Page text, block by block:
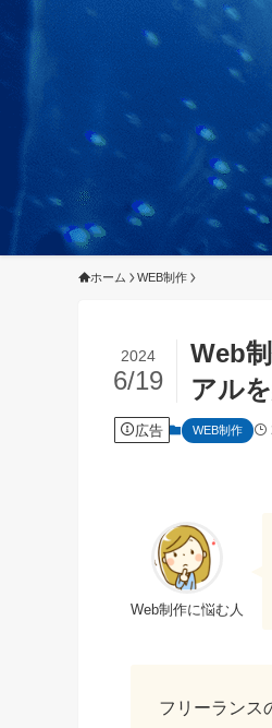
ホーム WEB制作
Web
アル
2024
6/19
広告 WEB制作
Web制作に悩む人
フリーランス